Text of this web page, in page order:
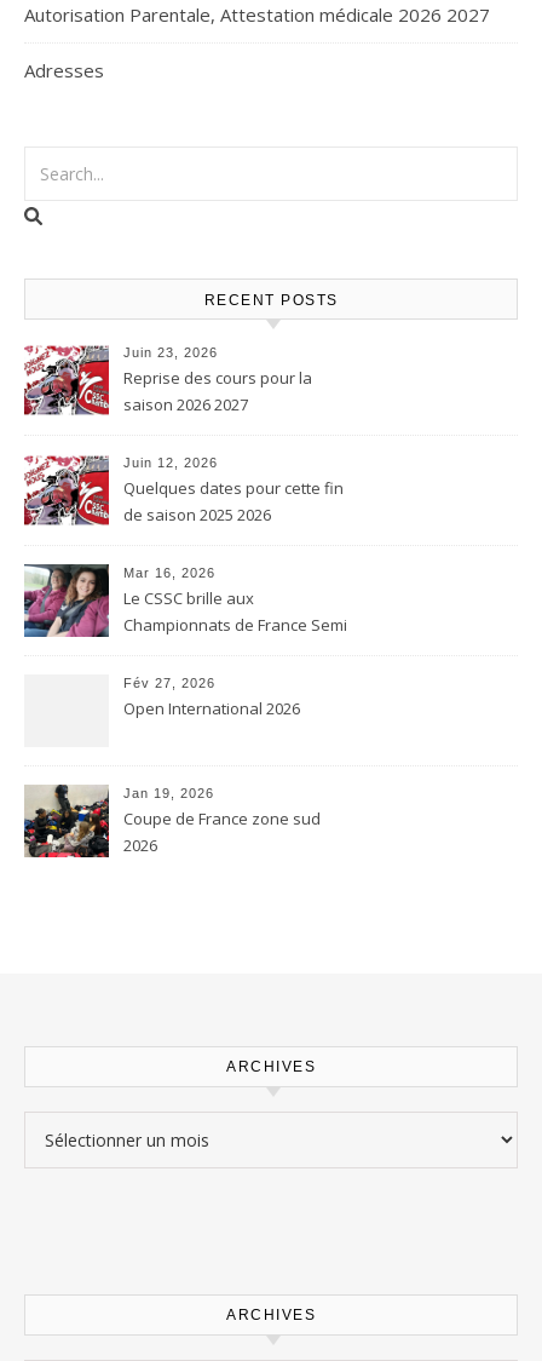
Autorisation Parentale, Attestation médicale 2026 2027
Adresses
RECENT POSTS
Juin 23, 2026
Reprise des cours pour la
saison 2026 2027
Juin 12, 2026
Quelques dates pour cette fin
de saison 2025 2026
Mar 16, 2026
Le CSSC brille aux
Championnats de France Semi
Fév 27, 2026
Open International 2026
Jan 19, 2026
Coupe de France zone sud
2026
ARCHIVES
ARCHIVES